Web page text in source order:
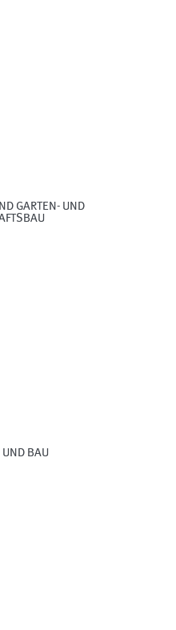
GARTEN- UND
UND BAU